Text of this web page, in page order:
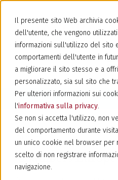
Il presente sito Web archivia
dell'utente, che vengono
informazioni sull'utilizzo del sito
comportamenti dell'utente in
a migliorare il sito stesso e a
personalizzato, sia sul sito che
Per ulteriori informazioni sui
l'informativa sulla privacy.
Se non si accetta l'utilizzo, non
del comportamento durante
un unico cookie nel browser per
scelto di non registrare
navigazione.
20 marzo 2025
Chambers Europe